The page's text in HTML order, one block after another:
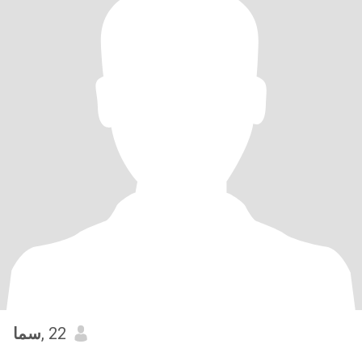
سما, 22